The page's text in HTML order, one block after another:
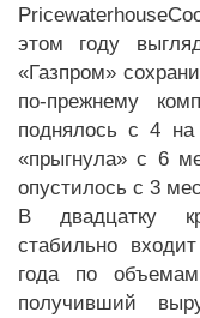
этом году
«Газпром»
по-прежнему
поднялось с 4
«прыгнула» с 6
опустилось с 3
В двадцатку
стабильно
года по
получивший